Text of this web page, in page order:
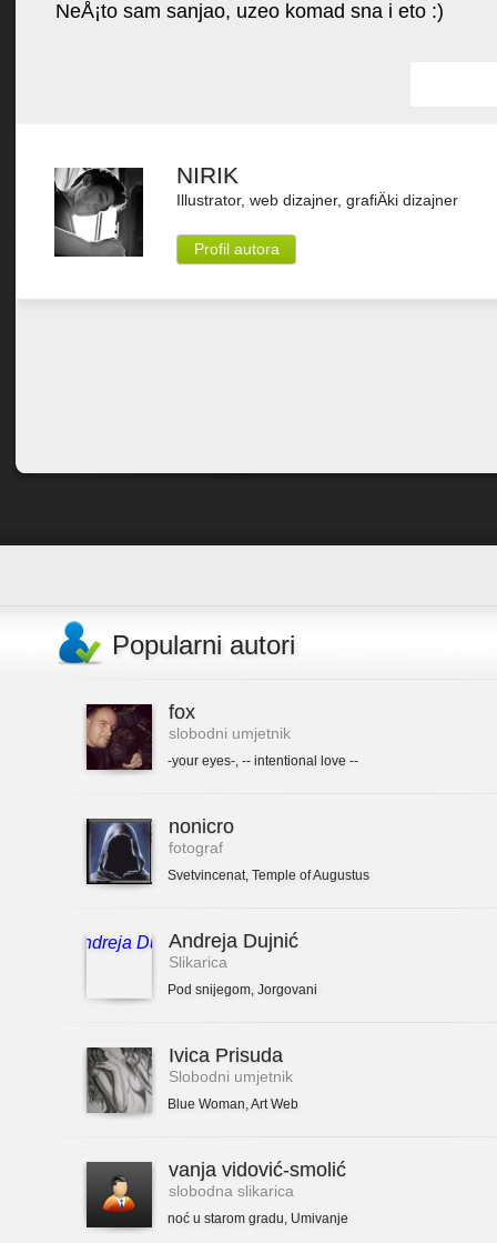
NeÅ¡to sam sanjao, uzeo komad sna i eto :)
Favorit
NIRIK
Illustrator, web dizajner, grafiÄki dizajner
Profil autora
Popularni autori
fox
slobodni umjetnik
-your eyes-, -- intentional love --
nonicro
fotograf
Svetvincenat, Temple of Augustus
Andreja Dujnić
Slikarica
Pod snijegom, Jorgovani
Ivica Prisuda
Slobodni umjetnik
Blue Woman,Art Web
vanja vidović-smolić
slobodna slikarica
noć u starom gradu, Umivanje